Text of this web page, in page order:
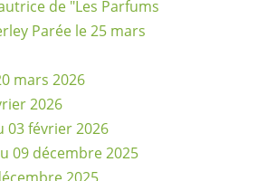
de "Les Parfums
Parée le 25 mars
mars 2026
2026
03 février 2026
09 décembre 2025